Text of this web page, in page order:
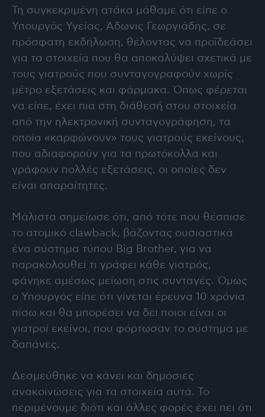
Τη συγκεκριμένη ατάκα μάθαμε ότι είπε ο
Υπουργός Υγείας, Άδωνις Γεωργιάδης, σε
πρόσφατη εκδήλωση, θέλοντας να προϊδεάσει
για τα στοιχεία που θα αποκαλύψει σχετικά με
τους γιατρούς που συνταγογραφούν χωρίς
μέτρο εξετάσεις και φάρμακα. Όπως φέρεται
να είπε, έχει πια στη διάθεσή στου στοιχεία
από την ηλεκτρονική συνταγογράφηση, τα
οποία «καρφώνουν» τους γιατρούς εκείνους,
που αδιαφορούν για τα πρωτόκολλα και
γράφουν πολλές εξετάσεις, οι οποίες δεν
είναι απαραίτητες.
Μάλιστα σημείωσε ότι, από τότε που θέσπισε
το ατομικό clawback, βάζοντας ουσιαστικά
ένα σύστημα τύπου Big Brother, για να
παρακολουθεί τι γράφει κάθε γιατρός,
φάνηκε αμέσως μείωση στις συνταγές. Όμως
ο Υπουργός είπε ότι γίνεται έρευνα 10 χρόνια
πίσω και θα μπορέσει να δει ποιοι είναι οι
γιατροί εκείνοι, που φόρτωσαν το σύστημα με
δαπάνες.
Δεσμεύθηκε να κάνει και δημόσιες
ανακοινώσεις για τα στοιχεία αυτά. Το
περιμένουμε διότι και άλλες φορές έχει πει ότι